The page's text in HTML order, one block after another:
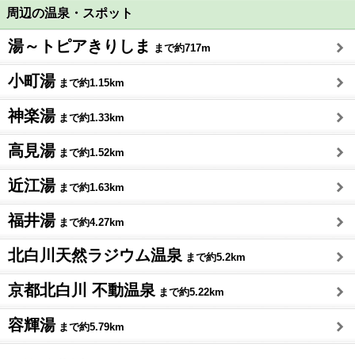
周辺の温泉・スポット
湯～トピアきりしま まで約717m
小町湯まで約1.15km
神楽湯まで約1.33km
高見湯まで約1.52km
近江湯まで約1.63km
福井湯まで約4.27km
北白川天然ラジウム温泉まで約5.2km
京都北白川 不動温泉まで約5.22km
容輝湯まで約5.79km